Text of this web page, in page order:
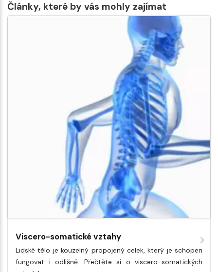
Články, které by vás mohly zajímat
Viscero-somatické vztahy
Lidské tělo je kouzelný propojený celek, který je schopen
fungovat i odlišně. Přečtěte si o viscero-somatických